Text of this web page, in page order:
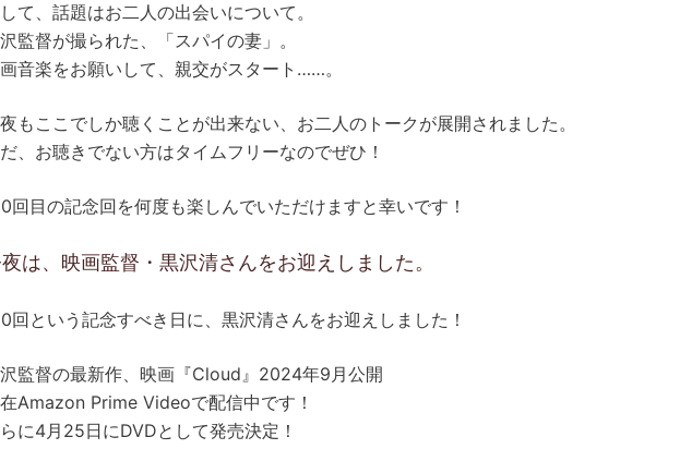
て、話題はお二人の出会いについて。
監督が撮られた、「スパイの妻」。
音楽をお願いして、親交がスタート……。
もここでしか聴くことが出来ない、お二人のトークが展開されました。
、お聴きでない方はタイムフリーなのでぜひ！
回目の記念回を何度も楽しんでいただけますと幸いです！
は、映画監督・黒沢清さんをお迎えしました。
回という記念すべき日に、黒沢清さんをお迎えしました！
監督の最新作、映画『Cloud』2024年9月公開
Amazon Prime Videoで配信中です！
に4月25日にDVDとして発売決定！